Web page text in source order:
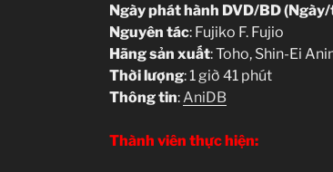
Ngày phát hành DVD/BD
Nguyên tác: Fujiko F. Fujio
Hãng sản xuất: Toho, Shin-Ei
Thời lượng: 1 giờ 41 phút
Thông tin: AniDB
Thành viên thực hiện: